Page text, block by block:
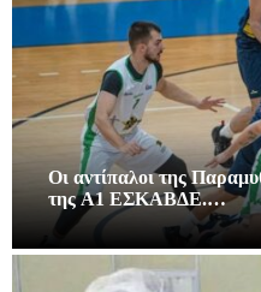
Οι αντίπαλοι της
της A1 ΕΣΚΑΒΔΕ.…